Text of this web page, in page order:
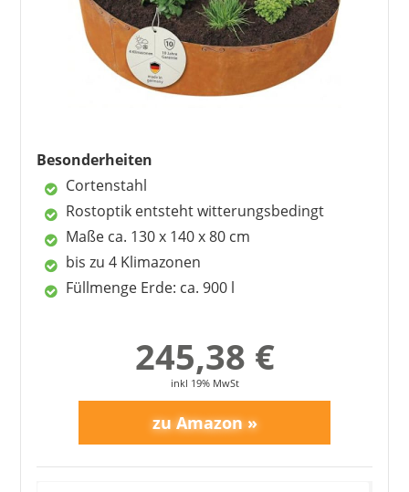
montierbarer Bausatz
inkl. Trennfolie
inkl. Bepflanzungsplan
gutes Preis-Leistungs-Verhältnis
ohne Steinfüllung, Erde und Pflanzen
teilweise langer Aufbau
Besonderheiten
Cortenstahl
Rostoptik entsteht witterungsbedingt
Maße ca. 130 x 140 x 80 cm
bis zu 4 Klimazonen
Füllmenge Erde: ca. 900 l
245,38 €
inkl 19% MwSt